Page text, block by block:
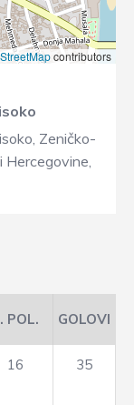
contributors
Zeničko-
Hercegovine,
POL. GOLOVI
16 35